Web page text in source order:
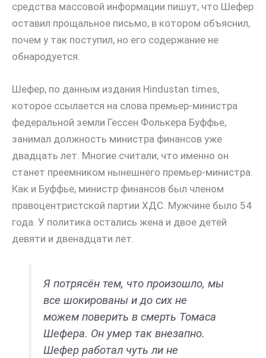
средства массовой информации пишут, что Шефер
оставил прощальное письмо, в котором объяснил,
почем у так поступил, но его содержание не
обнародуется.
Шефер, по данным издания Hindustan times,
которое ссылается на слова премьер-министра
федеральной земли Гессен Фолькера Буффье,
занимал должность министра финансов уже
двадцать лет. Многие считали, что именно он
станет преемником нынешнего премьер-министра.
Как и Буффье, министр финансов был членом
правоцентристской партии ХДС. Мужчине было 54
года. У политика остались жена и двое детей
девяти и двенадцати лет.
Я потрясён тем, что произошло, мы
все шокированы и до сих не
можем поверить в смерть Томаса
Шефера. Он умер так внезапно.
Шефер работал чуть ли не